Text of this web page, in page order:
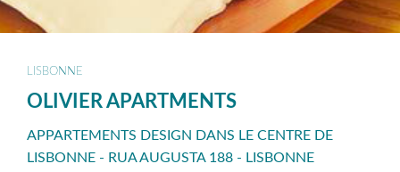
LISBONNE
OLIVIER APARTMENTS
APPARTEMENTS DESIGN DANS LE CENTRE DE
LISBONNE - RUA AUGUSTA 188 - LISBONNE